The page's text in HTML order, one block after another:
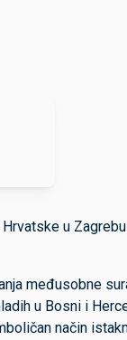
u
međusobne
u Bosni i
način